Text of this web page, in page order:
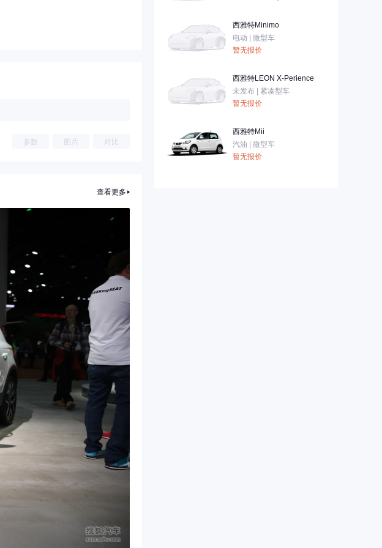
参数 图片 对比
查看更多
西雅特Minimo
电动 | 微型车
暂无报价
西雅特LEON X-Perience
未发布 | 紧凑型车
暂无报价
西雅特Mii
汽油 | 微型车
暂无报价